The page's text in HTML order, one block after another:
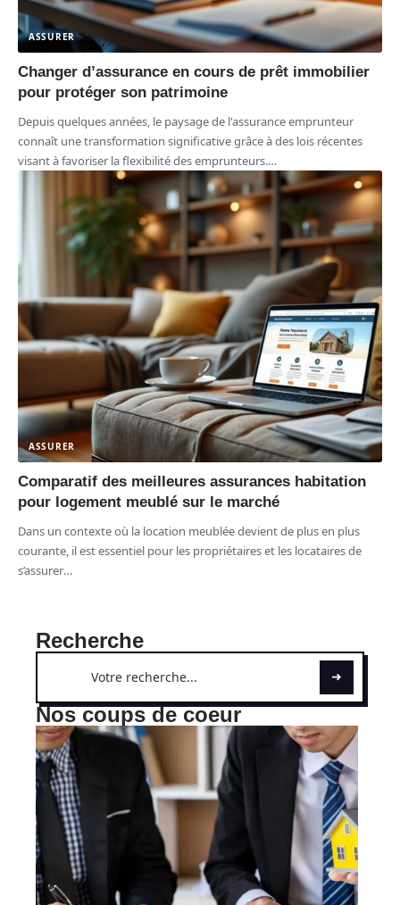
ASSURER
Changer d’assurance en cours de prêt immobilier
pour protéger son patrimoine
Depuis quelques années, le paysage de l'assurance emprunteur
connaît une transformation significative grâce à des lois récentes
visant à favoriser la flexibilité des emprunteurs.…
ASSURER
Comparatif des meilleures assurances habitation
pour logement meublé sur le marché
Dans un contexte où la location meublée devient de plus en plus
courante, il est essentiel pour les propriétaires et les locataires de
s’assurer…
Recherche
Nos coups de coeur